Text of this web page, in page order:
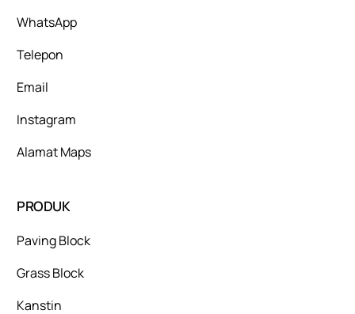
WhatsApp
Telepon
Email
Instagram
Alamat Maps
PRODUK
Paving Block
Grass Block
Kanstin